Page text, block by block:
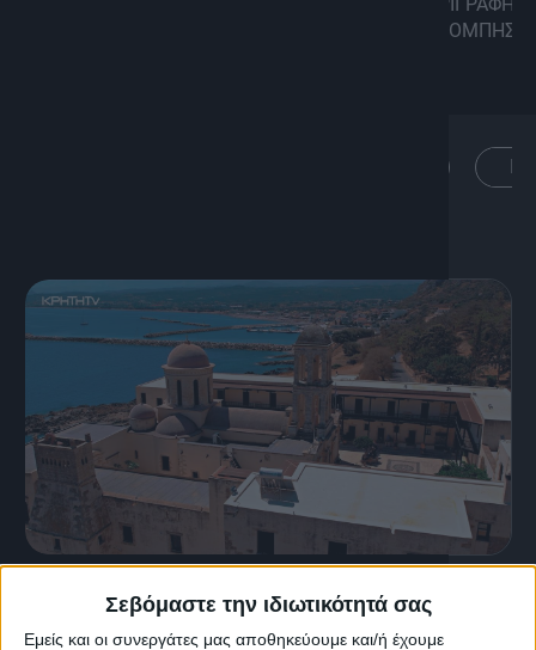
Σεβόμαστε την ιδιωτικότητά σας
Εμείς και οι συνεργάτες μας αποθηκεύουμε και/ή έχουμε
ΕΚΠΟΜΠΗΣ
10 Δεκεμβρίου, 2024
Ιερά Μονή Γωνιάς